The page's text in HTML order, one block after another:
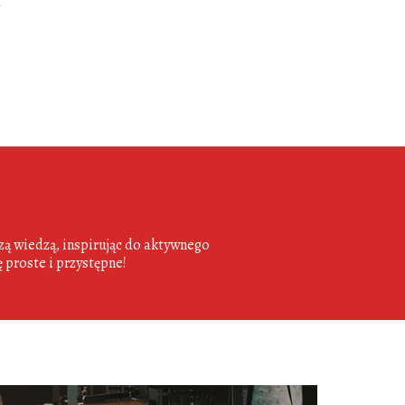
wiedzą, inspirując do aktywnego
proste i przystępne!